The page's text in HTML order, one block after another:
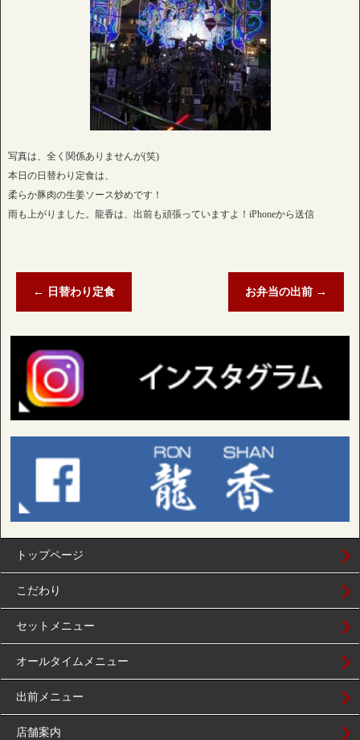
写真は、全く関係ありませんが(笑)
本日の日替わり定食は、
柔らか豚肉の生姜ソース炒めです！
雨も上がりました。龍香は、出前も頑張っていますよ！iPhoneから送信
← 日替わり定食 お弁当の出前 →
トップページ
こだわり
セットメニュー
オールタイムメニュー
出前メニュー
店舗案内